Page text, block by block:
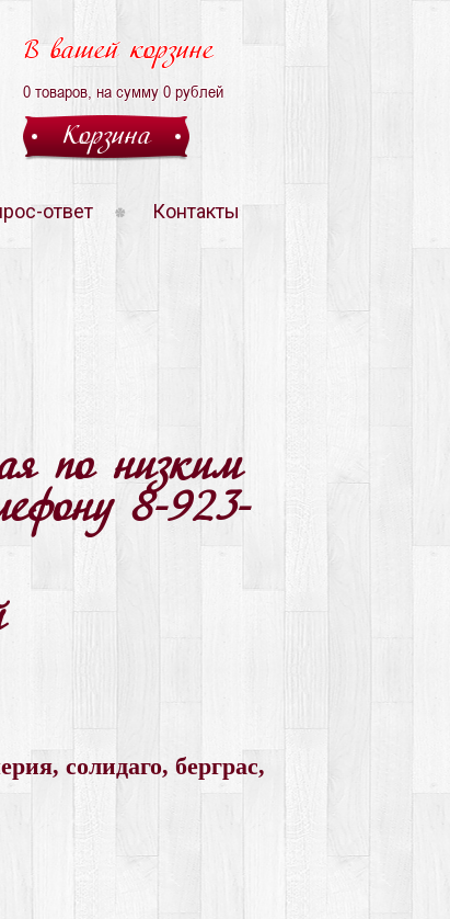
В вашей корзине
0 товаров, на сумму 0 рублей
Корзина
ответ Контакты
по низким
8-923-
солидаго, берграс,